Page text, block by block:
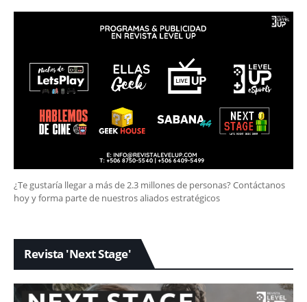
¿Te gustaría llegar a más de 2.3 millones de personas? Contáctanos
hoy y forma parte de nuestros aliados estratégicos
Revista 'Next Stage'